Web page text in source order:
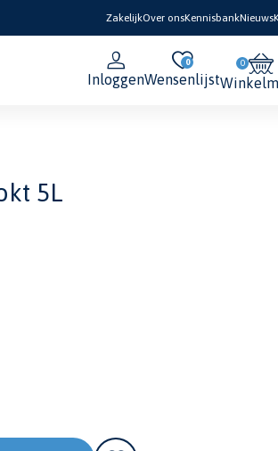
ZakelijkOver onsKennisbankNieuws
Inloggen
0
Wensenlijst
5L